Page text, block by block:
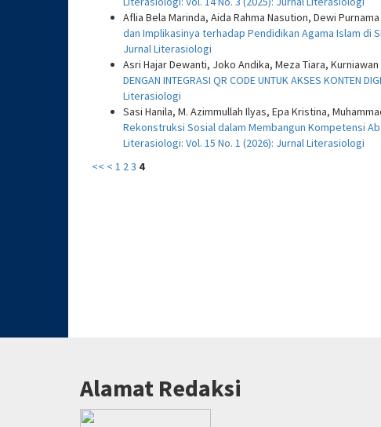
Aflia Bela Marinda, Aida Rahma Nasution, Dewi
dan Implikasinya terhadap Pendidikan Agama Islam di
Jurnal Literasiologi
Asri Hajar Dewanti, Joko Andika, Meza Tiara,
DENGAN INTEGRASI QR CODE UNTUK AKSES KONTEN
Literasiologi
Sasi Hanila, M. Azimmullah Ilyas, Epa Kristina,
Rekonstruksi Sosial dalam Membangun Kompetensi
Literasiologi: Vol. 15 No. 1 (2026): Jurnal Literasiologi
<< < 1 2 3 4
Alamat Redaksi